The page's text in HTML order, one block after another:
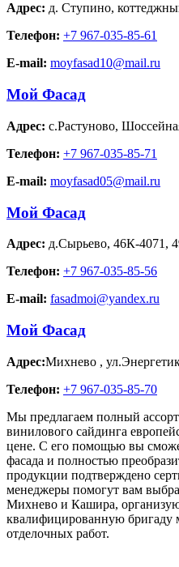
Адрес: д. Ступино,
Телефон: +7 967-035-85-61
E-mail: moyfasad10@mail.ru
Мой Фасад
Адрес: с.Растуново,
Телефон: +7 967-035-85-71
E-mail: moyfasad05@mail.ru
Мой Фасад
Адрес: д.Сырьево, 46К-4071,
Телефон: +7 967-035-85-56
E-mail: fasadmoi@yandex.ru
Мой Фасад
Адрес:Михнево ,
Телефон: +7 967-035-85-70
Мы предлагаем полный
винилового сайдинга
цене. С его помощью вы
фасада и полностью
продукции подтверждено
менеджеры помогут вам
Михнево и Кашира,
квалифицированную бригаду
отделочных работ.